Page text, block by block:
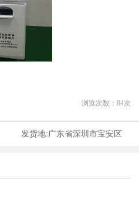
浏览次数： 84次
发货地:广东省深圳市宝安区